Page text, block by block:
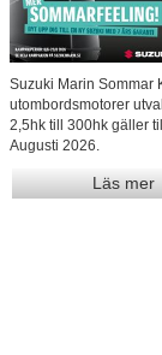
Suzuki Marin Sommar
utombordsmotorer
2,5hk till 300hk gäller
Augusti 2026.
Läs mer